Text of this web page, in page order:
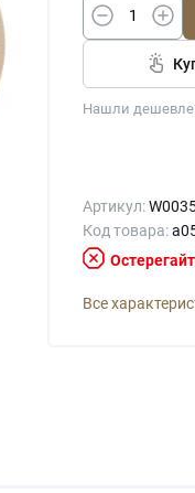
Нашли
Артикул:
Код товара:
Все